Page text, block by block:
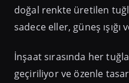
doğal renkte üretilen
sadece eller, güneş
İnşaat sırasında her
geçiriliyor ve özenle